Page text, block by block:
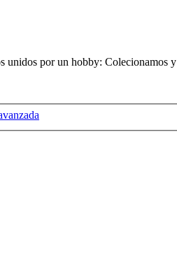
unidos por un hobby: Colecionamos